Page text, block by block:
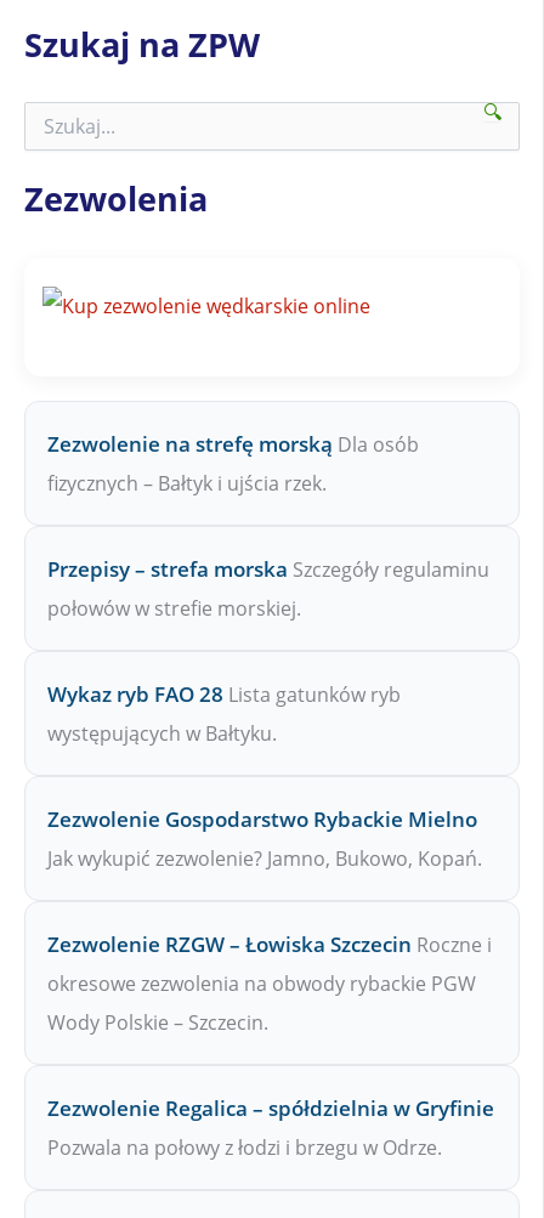
Szukaj na ZPW
k
a
🔍
Zezwolenia
Zezwolenie na strefę morską Dla osób
fizycznych – Bałtyk i ujścia rzek.
Przepisy – strefa morska Szczegóły regulaminu
połowów w strefie morskiej.
Wykaz ryb FAO 28 Lista gatunków ryb
występujących w Bałtyku.
Zezwolenie Gospodarstwo Rybackie Mielno
Jak wykupić zezwolenie? Jamno, Bukowo, Kopań.
Zezwolenie RZGW – Łowiska Szczecin Roczne i
okresowe zezwolenia na obwody rybackie PGW
Wody Polskie – Szczecin.
Zezwolenie Regalica – spółdzielnia w Gryfinie
Pozwala na połowy z łodzi i brzegu w Odrze.